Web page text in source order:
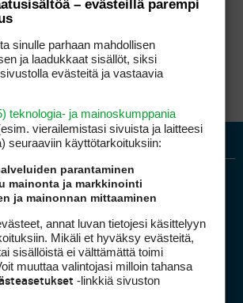
Golfpiste mediakortti
– evästeillä parempi
sinulle parhaan mahdollisen
ja laadukkaat sisällöt, siksi
evästeitä ja vastaavia
teknologia- ja mainoskumppania
vierailemis­tasi sivuista ja laitteesi
seuraaviin käyttötarkoituksiin:
parantaminen
mainonta ja markkinointi
ja mainonnan mittaaminen
annat luvan tietojesi käsittelyyn
Mikäli et hyväksy evästeitä,
sisällöistä ei välttämättä toimi
muuttaa valintojasi milloin tahansa
-linkkiä sivuston